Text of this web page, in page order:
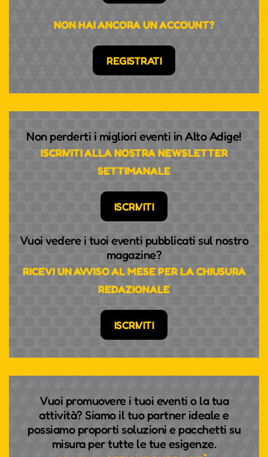
NON HAI ANCORA UN ACCOUNT?
REGISTRATI
Non perderti i migliori eventi in Alto Adige!
ISCRIVITI ALLA NOSTRA NEWSLETTER
SETTIMANALE
ISCRIVITI
Vuoi vedere i tuoi eventi pubblicati sul nostro
magazine?
RICEVI UN AVVISO AL MESE PER LA CHIUSURA
REDAZIONALE
ISCRIVITI
Vuoi promuovere i tuoi eventi o la tua
attività? Siamo il tuo partner ideale e
possiamo proporti soluzioni e pacchetti su
misura per tutte le tue esigenze.